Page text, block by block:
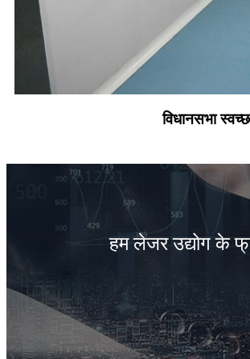
विधानसभा
हम लेजर उद्योग के